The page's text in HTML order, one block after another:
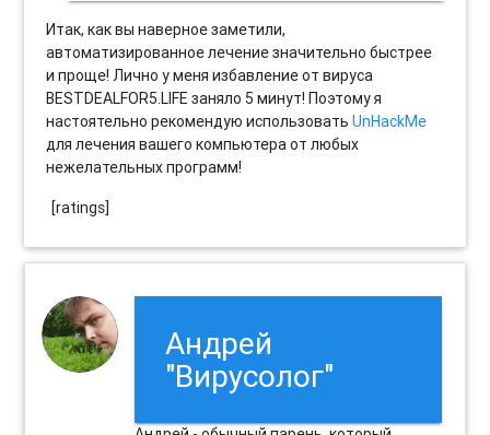
Итак, как вы наверное заметили,
автоматизированное лечение значительно быстрее
и проще! Лично у меня избавление от вируса
BESTDEALFOR5.LIFE заняло 5 минут! Поэтому я
настоятельно рекомендую использоватьUnHackMe
для лечения вашего компьютера от любых
нежелательных программ!
[ratings]
Андрей
"Вирусолог"